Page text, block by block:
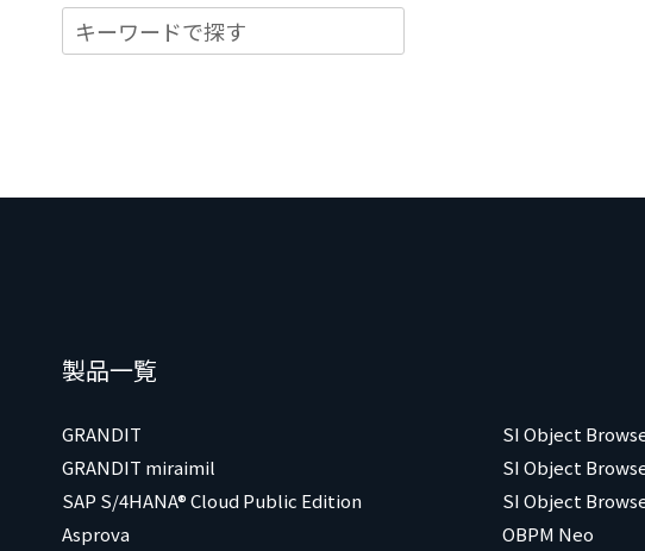
製品一覧
GRANDIT
GRANDIT miraimil
SAP S/4HANA® Cloud Public Edition
Asprova
SI Object
SI Object
SI Object
OBPM Neo